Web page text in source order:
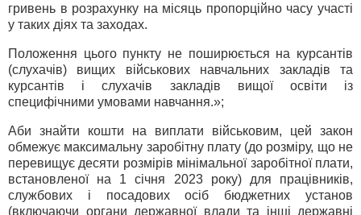
гривень в розрахунку на місяць пропорційно часу участі
у таких діях та заходах.
Положення цього пункту не поширюється на курсантів
(слухачів) вищих військових навчальних закладів та
курсантів і слухачів закладів вищої освіти із
специфічними умовами навчання.»;
Аби знайти кошти на виплати військовим, цей закон
обмежує максимальну заробітну плату (до розміру, що не
перевищує десяти розмірів мінімальної заробітної плати,
встановленої на 1 січня 2023 року) для працівників,
службових і посадових осіб бюджетних установ
(включаючи органи державної влади та інші державні